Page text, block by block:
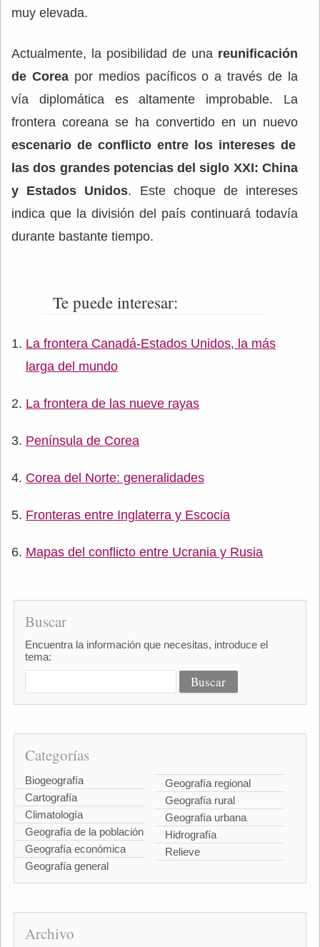
muy elevada.
Actualmente, la posibilidad de una reunificación
de Coreapor medios pacíficos o a través de la
vía diplomática es altamente improbable. La
frontera coreana se ha convertido en un nuevo
escenario de conflicto entre los intereses de
las dos grandes potencias del siglo XXI: China
y Estados Unidos. Este choque de intereses
indica que la división del país continuará todavía
durante bastante tiempo.
Te puede interesar:
La frontera Canadá-Estados Unidos, la más
larga del mundo
La frontera de las nueve rayas
Península de Corea
Corea del Norte: generalidades
Fronteras entre Inglaterra y Escocia
Mapas del conflicto entre Ucrania y Rusia
Buscar
Encuentra la información que necesitas, introduce el
tema:
Categorías
Biogeografía
Cartografía
Climatología
Geografía de la población
Geografía económica
Geografía general
Geografía regional
Geografía rural
Geografía urbana
Hidrografía
Relieve
Archivo